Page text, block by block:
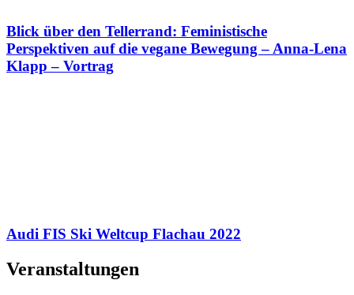
Blick über den Tellerrand: Feministische
Perspektiven auf die vegane Bewegung – Anna-Lena
Klapp – Vortrag
Audi FIS Ski Weltcup Flachau 2022
Veranstaltungen